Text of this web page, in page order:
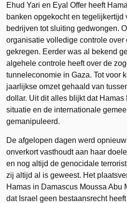
Ehud Yari en Eyal Offer heeft
banken opgekocht en tegelijkertijd
bedrijven tot sluiting gedwongen.
organisatie volledige controle over
gekregen. Eerder was al bekend
algehele controle heeft over de
tunneleconomie in Gaza. Tot voor
jaarlijkse omzet gehaald van
dollar. Uit dit alles blijkt dat
situatie en de internationale
gemanipuleerd.
De afgelopen dagen werd
onverkort vasthoudt aan haar
en nog altijd de genocidale
zij altijd al is geweest. Het
Hamas in Damascus Moussa Abu
dat Israel geen bestaansrecht